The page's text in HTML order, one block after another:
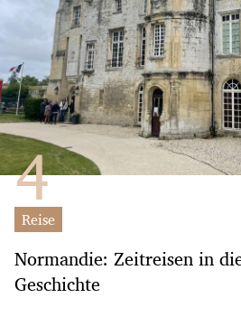
Reise
Normandie: Zeitreisen in
Geschichte